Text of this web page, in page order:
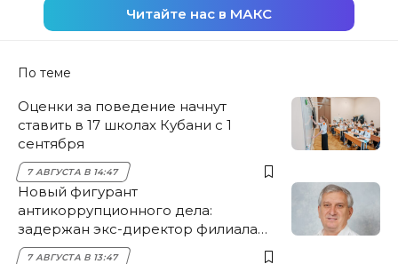
Читайте нас в МАКС
По теме
Оценки за поведение начнут
ставить в 17 школах Кубани с 1
сентября
7 АВГУСТА В 14:47
Новый фигурант
антикоррупционного дела:
задержан экс-директор филиала
НЭСК Крымска
7 АВГУСТА В 13:47